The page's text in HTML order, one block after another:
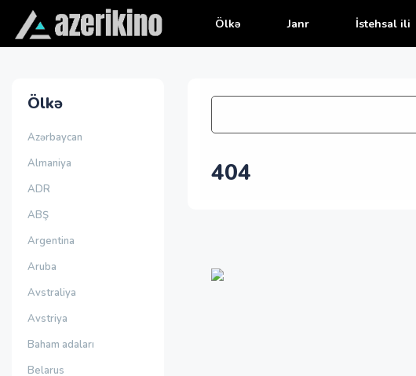
Ölkə Janr İstehsal ili
Ölkə
Azərbaycan
Almaniya
ADR
ABŞ
Argentina
Aruba
Avstraliya
Avstriya
Baham adaları
Belarus
404